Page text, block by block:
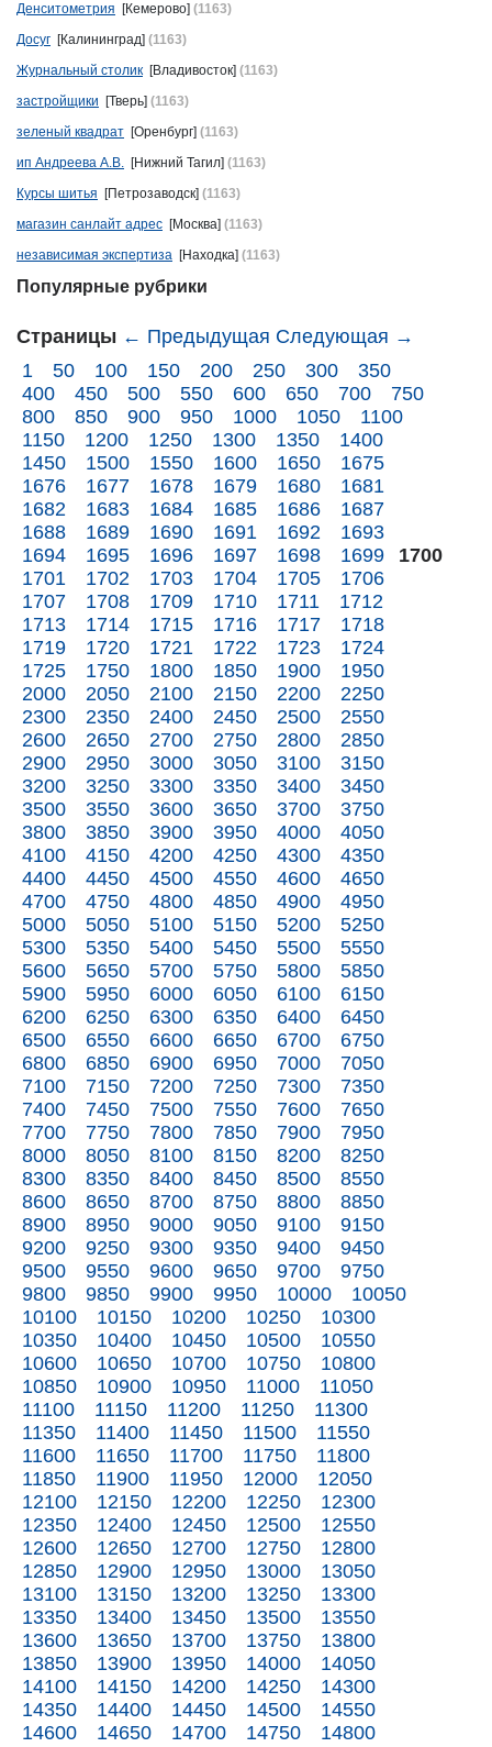
Денситометрия [Кемерово] (1163)
Досуг [Калининград] (1163)
Журнальный столик [Владивосток] (1163)
застройщики [Тверь] (1163)
зеленый квадрат [Оренбург] (1163)
ип Андреева А.В. [Нижний Тагил] (1163)
Курсы шитья [Петрозаводск] (1163)
магазин санлайт адрес [Москва] (1163)
независимая экспертиза [Находка] (1163)
Популярные рубрики
Страницы ← Предыдущая Следующая →
1
50 100 150 200 250 300
350
400
450 500 550 600 650 700
750
800
850 900 950 1000 1050
1100
1150
1200 1250 1300 1350
1400
1450
1500 1550 1600 1650
1675
1676
1677 1678 1679 1680
1681
1682
1683 1684 1685 1686
1687
1688
1689 1690 1691 1692
1693
1694
1695 1696 1697 1698 1699
1700
1701
1702 1703 1704 1705
1706
1707
1708 1709 1710 1711
1712
1713
1714 1715 1716 1717
1718
1719
1720 1721 1722 1723
1724
1725
1750 1800 1850 1900
1950
2000
2050 2100 2150 2200
2250
2300
2350 2400 2450 2500
2550
2600
2650 2700 2750 2800
2850
2900
2950 3000 3050 3100
3150
3200
3250 3300 3350 3400
3450
3500
3550 3600 3650 3700
3750
3800
3850 3900 3950 4000
4050
4100
4150 4200 4250 4300
4350
4400
4450 4500 4550 4600
4650
4700
4750 4800 4850 4900
4950
5000
5050 5100 5150 5200
5250
5300
5350 5400 5450 5500
5550
5600
5650 5700 5750 5800
5850
5900
5950 6000 6050 6100
6150
6200
6250 6300 6350 6400
6450
6500
6550 6600 6650 6700
6750
6800
6850 6900 6950 7000
7050
7100
7150 7200 7250 7300
7350
7400
7450 7500 7550 7600
7650
7700
7750 7800 7850 7900
7950
8000
8050 8100 8150 8200
8250
8300
8350 8400 8450 8500
8550
8600
8650 8700 8750 8800
8850
8900
8950 9000 9050 9100
9150
9200
9250 9300 9350 9400
9450
9500
9550 9600 9650 9700
9750
9800
9850 9900 9950 10000
10050
10100
10150 10200 10250
10300
10350
10400 10450 10500
10550
10600
10650 10700 10750
10800
10850
10900 10950 11000
11050
11100
11150 11200 11250
11300
11350
11400 11450 11500
11550
11600
11650 11700 11750
11800
11850
11900 11950 12000
12050
12100
12150 12200 12250
12300
12350
12400 12450 12500
12550
12600
12650 12700 12750
12800
12850
12900 12950 13000
13050
13100
13150 13200 13250
13300
13350
13400 13450 13500
13550
13600
13650 13700 13750
13800
13850
13900 13950 14000
14050
14100
14150 14200 14250
14300
14350
14400 14450 14500
14550
14600
14650 14700 14750
14800